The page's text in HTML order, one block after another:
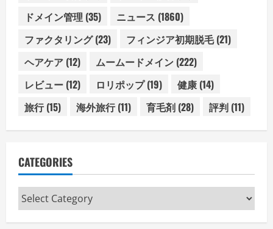
ドメイン管理 (35) ニュース (1860)
ファクタリング(23) フィンジア初期脱毛(21)
ヘアケア (12) ムームードメイン (222)
レビュー (12) ロリポップ(19) 健康 (14)
旅行(15) 海外旅行(11) 育毛剤 (28) 評判 (11)
CATEGORIES
Categories